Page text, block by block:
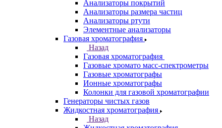
Приставки к спектрометрам
Рамановские спектрометры
Расходные материалы
Рентгенофлуоресцентные
спектрометры
Спектрометры атомно-абсорбционные
Спектрофлуориметры
ЭПР спектрометры
ЯМР-спектрометры
Анализаторы
Назад
Анализаторы
Анализаторы органических веществ
Анализаторы покрытий